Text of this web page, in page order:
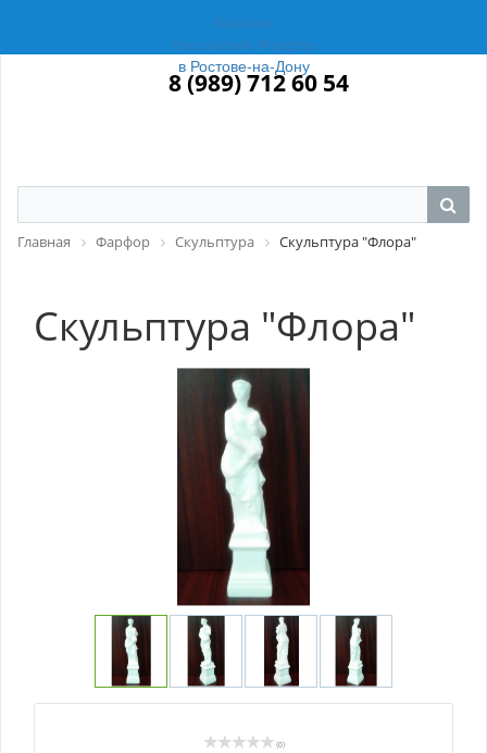
Магазин
Российский Фарфор
в Ростове-на-Дону
8 (989) 712 60 54
Главная Фарфор Скульптура Скульптура "Флора"
Скульптура "Флора"
(0)